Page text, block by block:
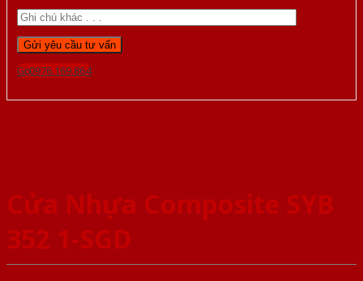
Gọi 0976.169.864
Cửa Nhựa Composite SYB
352 1-SGD